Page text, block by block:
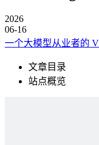
2026
06-16
一个大模型从业者的
文章目录
站点概览